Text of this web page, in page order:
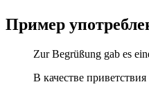
Пример
Zur Begrüßung gab es
В качестве